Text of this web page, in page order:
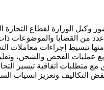
وكيل الوزارة لقطاع التجارة
من القضايا والموضوعات ذات
تبسيط إجراءات معاملات
عمليات الفحص والشحن،
مع متطلبات اتفاقية تيسير